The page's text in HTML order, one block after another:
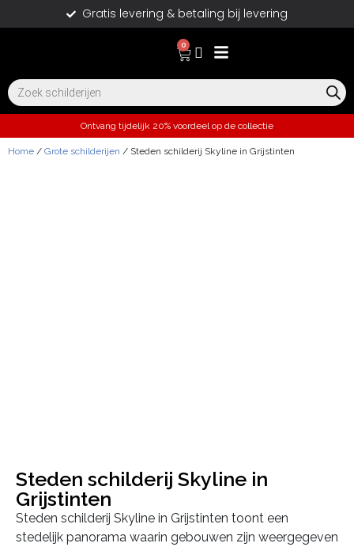
Gratis levering & betaling bij levering
0
Ontvang tijdelijk 20% voordeel op de collectie
Home / Grote schilderijen / Steden schilderij Skyline in Grijstinten
Steden schilderij Skyline in
Grijstinten
Steden schilderij Skyline in Grijstinten toont een
stedelijk panorama waarin gebouwen zijn weergegeven